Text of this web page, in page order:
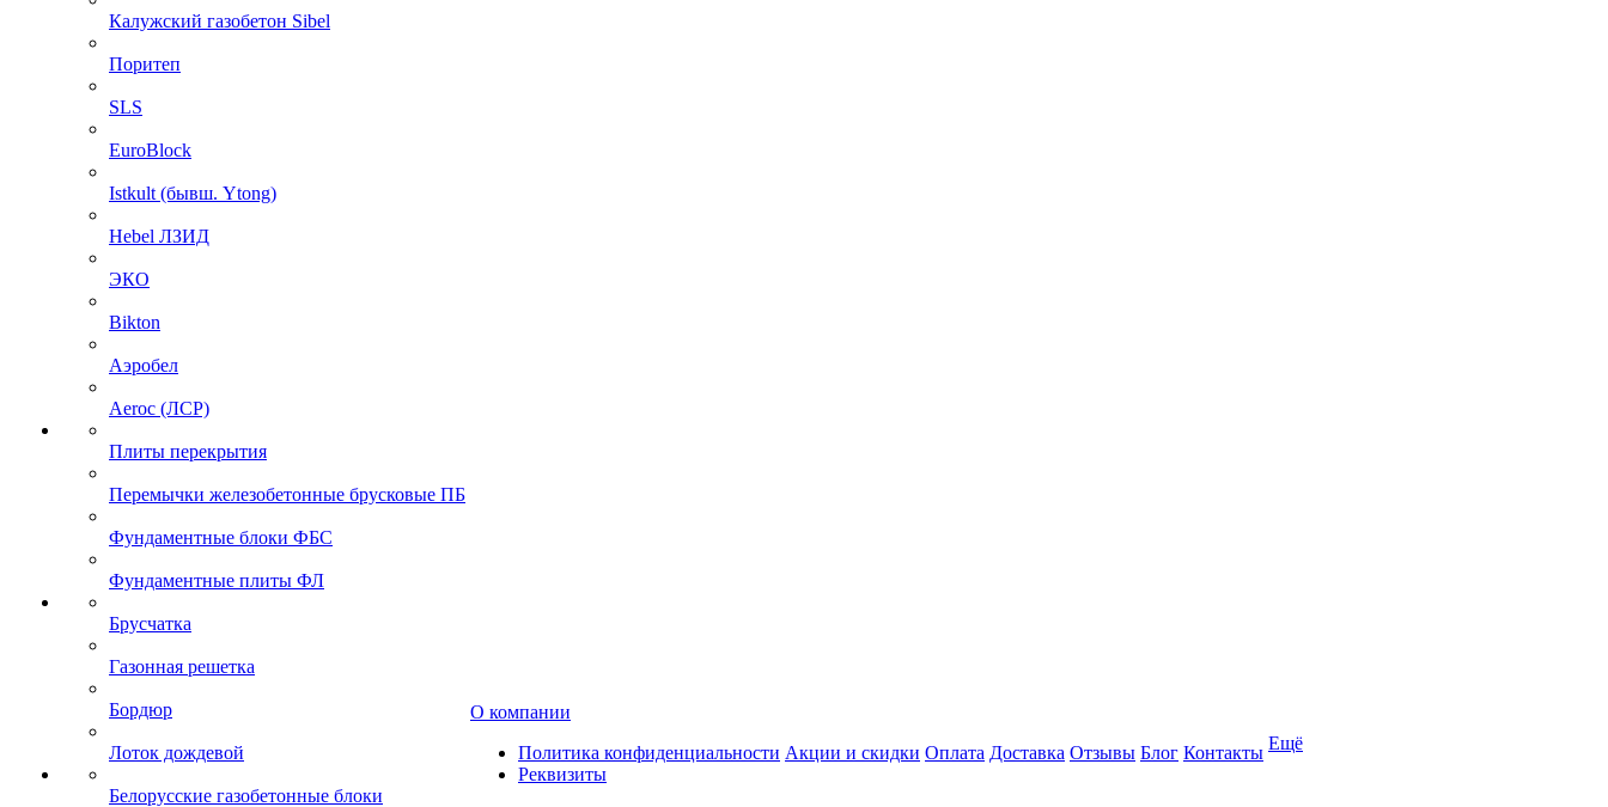
Калужский газобетон Sibel
Поритеп
SLS
EuroBlock
Istkult (бывш. Ytong)
Hebel ЛЗИД
ЭКО
Bikton
Аэробел
Aeroc (ЛСР)
Плиты перекрытия
Перемычки железобетонные брусковые ПБ
Фундаментные блоки ФБС
Фундаментные плиты ФЛ
Брусчатка
Газонная решетка
Бордюр
Лоток дождевой
Белорусские газобетонные блоки
О компании
Политика конфиденциальности
Реквизиты
Акции и скидки Оплата Доставка Отзывы Блог Контакты Ещё